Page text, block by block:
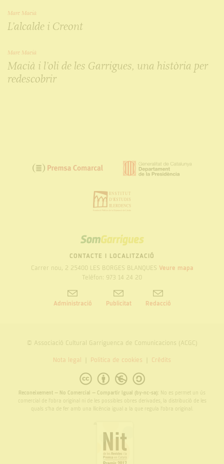
Marc Macià
L’alcalde i Creont
Marc Macià
Macià i l’oli de les Garrigues, una història per
redescobrir
SOM
GARRIGUES
CONTACTE I LOCALITZACIÓ
Carrer nou, 2 25400 LES BORGES BLANQUES Veure mapa
Telèfon: 973 14 24 20
Administració Publicitat Redacció
© Associació Cultural Garriguenca de Comunicacions (ACGC)
Nota legal Politica de cookies Crèdits
Reconeixement – No Comercial – Compartir Igual (by-nc-sa): No es permet un ús
comercial de l’obra original ni de les possibles obres derivades, la distribució de les
quals s’ha de fer amb una llicència igual a la que regula l’obra original.